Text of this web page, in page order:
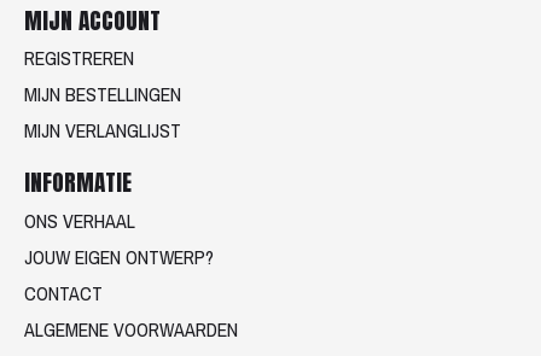
MIJN ACCOUNT
REGISTREREN
MIJN BESTELLINGEN
MIJN VERLANGLIJST
INFORMATIE
ONS VERHAAL
JOUW EIGEN ONTWERP?
CONTACT
ALGEMENE VOORWAARDEN